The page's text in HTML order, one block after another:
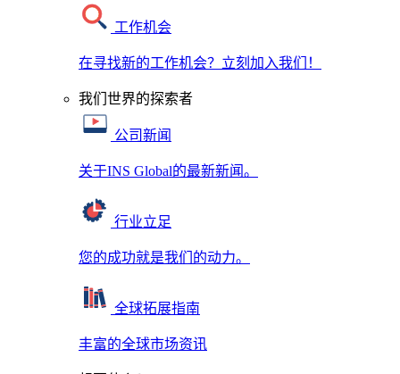
工作机会
在寻找新的工作机会？立刻加入我们！
我们世界的探索者
公司新闻
关于INS Global的最新新闻。
行业立足
您的成功就是我们的动力。
全球拓展指南
丰富的全球市场资讯